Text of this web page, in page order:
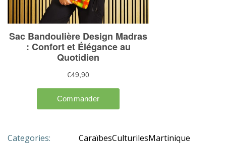
Categories: CaraïbesCulturilesMartinique